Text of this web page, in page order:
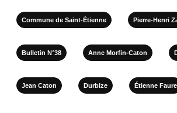
Commune de Saint-Étienne Pierre-Henri
Bulletin N°38 Anne Morfin-Caton
Jean Caton Durbize Étienne Faure